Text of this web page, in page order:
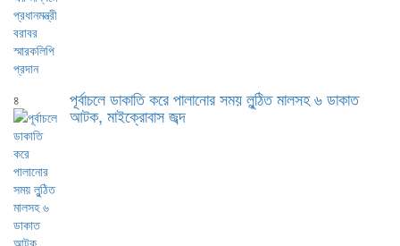
৪ পূর্বাচলে ডাকাতি করে পালানোর সময় লুন্ঠিত মালসহ ৬ ডাকাত
আটক, মাইক্রোবাস জব্দ